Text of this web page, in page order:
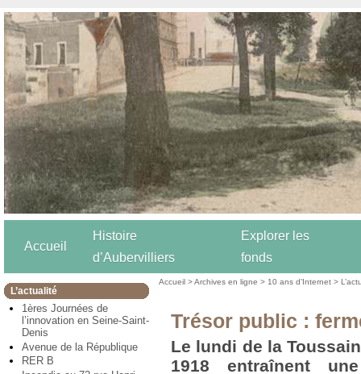
Accueil
Histoire
d’Aubervilliers
Explorer les
fonds
L’actualité
1ères Journées de
l’innovation en Seine-Saint-
Denis
Avenue de la République
RER B
Accueil >Archives en ligne > 10 ans d’Internet >
Trésor public :
Le lundi de la
1918 entraînent